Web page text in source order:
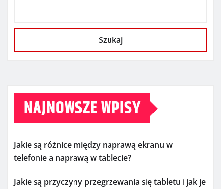
Szukaj
NAJNOWSZE WPISY
Jakie są różnice między naprawą ekranu w
telefonie a naprawą w tablecie?
Jakie są przyczyny przegrzewania się tabletu i jak je